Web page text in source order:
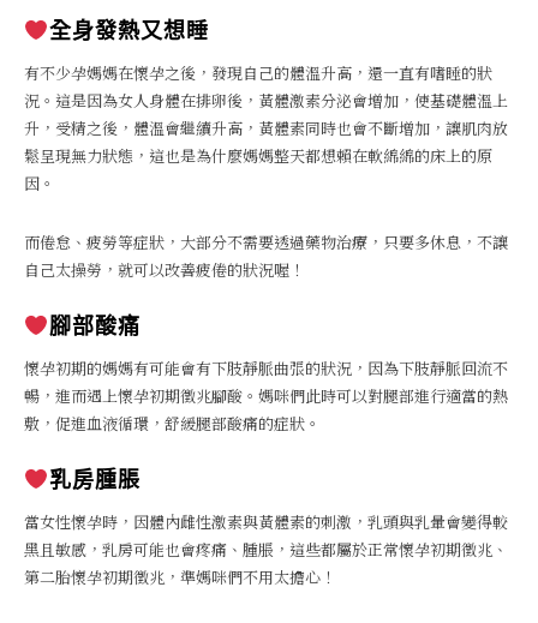
全身發熱又想睡
有不少孕媽媽在懷孕之後，發現自己的體溫升高，還一直有嗜睡的狀
況。這是因為女人身體在排卵後，黃體激素分泌會增加，使基礎體溫上
升，受精之後，體溫會繼續升高，黃體素同時也會不斷增加，讓肌肉放
鬆呈現無力狀態，這也是為什麼媽媽整天都想賴在軟綿綿的床上的原
因。
而倦怠、疲勞等症狀，大部分不需要透過藥物治療，只要多休息，不讓
自己太操勞，就可以改善疲倦的狀況喔！
腳部酸痛
懷孕初期的媽媽有可能會有下肢靜脈曲張的狀況，因為下肢靜脈回流不
暢，進而遇上懷孕初期徵兆腳酸。媽咪們此時可以對腿部進行適當的熱
敷，促進血液循環，舒緩腿部酸痛的症狀。
乳房腫脹
當女性懷孕時，因體內雌性激素與黃體素的刺激，乳頭與乳暈會變得較
黑且敏感，乳房可能也會疼痛、腫脹，這些都屬於正常懷孕初期徵兆、
第二胎懷孕初期徵兆，準媽咪們不用太擔心！